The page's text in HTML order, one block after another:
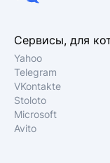
Сервисы, для
Yahoo
Telegram
VKontakte
Stoloto
Microsoft
Avito